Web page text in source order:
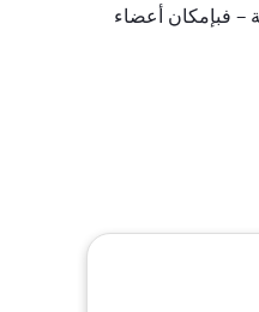
– فبإمكان أعضاء